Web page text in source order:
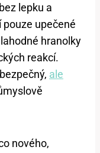
lepku a
upečené
hranolky
reakcí.
ale
nového,